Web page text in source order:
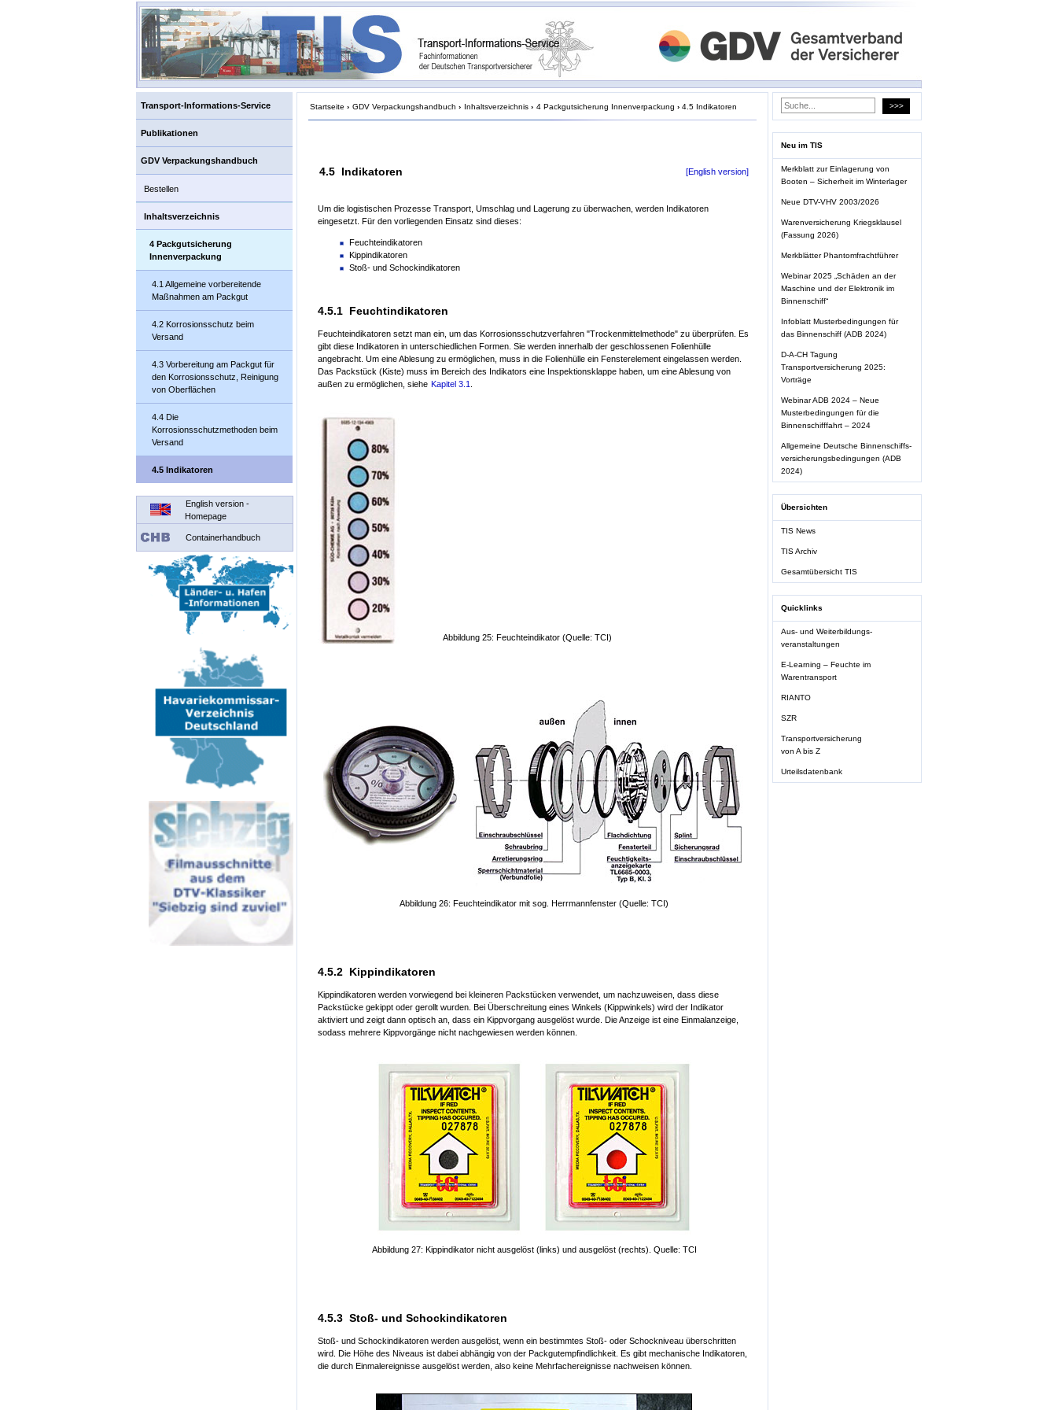
Transport-Informations-Service
Publikationen
GDV Verpackungshandbuch
Bestellen
Inhaltsverzeichnis
4 Packgutsicherung
Innenverpackung
4.1 Allgemeine vorbereitende
Maßnahmen am Packgut
4.2 Korrosionsschutz beim
Versand
4.3 Vorbereitung am Packgut für
den Korrosionsschutz, Reinigung
von Oberflächen
4.4 Die
Korrosionsschutzmethoden beim
Versand
4.5 Indikatoren
English version -
Homepage
Containerhandbuch
Startseite › GDV Verpackungshandbuch › Inhaltsverzeichnis › 4 Packgutsicherung Innenverpackung › 4.5 Indikatoren
4.5 Indikatoren [English version]
Um die logistischen Prozesse Transport, Umschlag und Lagerung zu überwachen, werden Indikatoren
eingesetzt. Für den vorliegenden Einsatz sind dieses:
Feuchteindikatoren
Kippindikatoren
Stoß- und Schockindikatoren
4.5.1 Feuchtindikatoren
Feuchteindikatoren setzt man ein, um das Korrosionsschutzverfahren "Trockenmittelmethode" zu überprüfen. Es
gibt diese Indikatoren in unterschiedlichen Formen. Sie werden innerhalb der geschlossenen Folienhülle
angebracht. Um eine Ablesung zu ermöglichen, muss in die Folienhülle ein Fensterelement eingelassen werden.
Das Packstück (Kiste) muss im Bereich des Indikators eine Inspektionsklappe haben, um eine Ablesung von
außen zu ermöglichen, siehe Kapitel 3.1
Abbildung 25: Feuchteindikator (Quelle: TCI)
Abbildung 26: Feuchteindikator mit sog. Herrmannfenster (Quelle: TCI)
4.5.2 Kippindikatoren
Kippindikatoren werden vorwiegend bei kleineren Packstücken verwendet, um nachzuweisen, dass diese
Packstücke gekippt oder gerollt wurden. Bei Überschreitung eines Winkels (Kippwinkels) wird der Indikator
aktiviert und zeigt dann optisch an, dass ein Kippvorgang ausgelöst wurde. Die Anzeige ist eine Einmalanzeige,
sodass mehrere Kippvorgänge nicht nachgewiesen werden können.
Abbildung 27: Kippindikator nicht ausgelöst (links) und ausgelöst (rechts). Quelle: TCI
4.5.3 Stoß- und Schockindikatoren
Stoß- und Schockindikatoren werden ausgelöst, wenn ein bestimmtes Stoß- oder Schockniveau überschritten
wird. Die Höhe des Niveaus ist dabei abhängig von der Packgutempfindlichkeit. Es gibt mechanische Indikatoren,
die durch Einmalereignisse ausgelöst werden, also keine Mehrfachereignisse nachweisen können.
Neu im TIS
Merkblatt zur Einlagerung von
Booten – Sicherheit im Winterlager
Neue DTV-VHV 2003/2026
Warenversicherung Kriegsklausel
(Fassung 2026)
Merkblätter Phantomfrachtführer
Webinar 2025 „Schäden an der
Maschine und der Elektronik im
Binnenschiff“
Infoblatt Musterbedingungen für
das Binnenschiff (ADB 2024)
D-A-CH Tagung
Transportversicherung 2025:
Vorträge
Webinar ADB 2024 – Neue
Musterbedingungen für die
Binnenschifffahrt – 2024
Allgemeine Deutsche Binnenschiffs-
versicherungsbedingungen (ADB
2024)
Übersichten
TIS News
TIS Archiv
Gesamtübersicht TIS
Quicklinks
Aus- und Weiterbildungs-
veranstaltungen
E-Learning – Feuchte im
Warentransport
RIANTO
SZR
Transportversicherung
von A bis Z
Urteilsdatenbank